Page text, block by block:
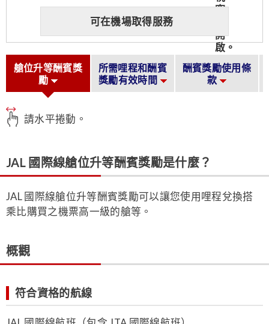
可在機場取得服務
艙位升等酬賓獎
勵
所需哩程和酬賓
獎勵有效時間
酬賓獎勵使用條
款
請水平捲動。
JAL 國際線艙位升等酬賓獎勵是什麼？
JAL 國際線艙位升等酬賓獎勵可以讓您使用哩程兌換搭
乘比購買之機票高一級的艙等。
概觀
符合資格的航線